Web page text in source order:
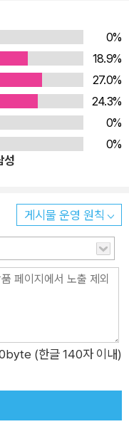
구 기관의 성과는 무료
포됐으며, 이제 우리는
이 무엇인지 확인하고,
하기만 하면 머신 러닝 알
결하기 위해 머신 러닝 알
에 적합한 알고리즘이
닝 기반의 아이템 추천 알
떤 경우든, 실생활에 활
성공적으로 만들고, 수정
에 배울 수 있도록 구성
마이닝의 개념에 대해
이지만, 데이터 마이닝
성 ★ 1
닝의 공통 콘셉트, 머신
등 머신 러닝의 기본
요 기능과 이들을 통해
주요 라이브러리로서 W
Spark, deeplearn
리즘: 분류, 회귀분석,
핵심 수행 임무인 분류,
이용한 고객 관계 예
이스를 활용해서 churn,
대한 고객의 반응 행
는 KDD 컵 우승 해법인
. 5장, '친밀도 분석'에
0%
18.9%
27.0%
24.3%
0%
0%
성
게시물 운영 원칙
(한글 140자 이내)